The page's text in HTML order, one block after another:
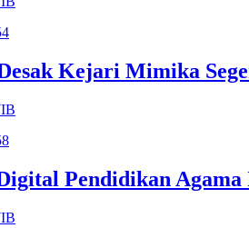
Kejari Mimika
Pendidikan